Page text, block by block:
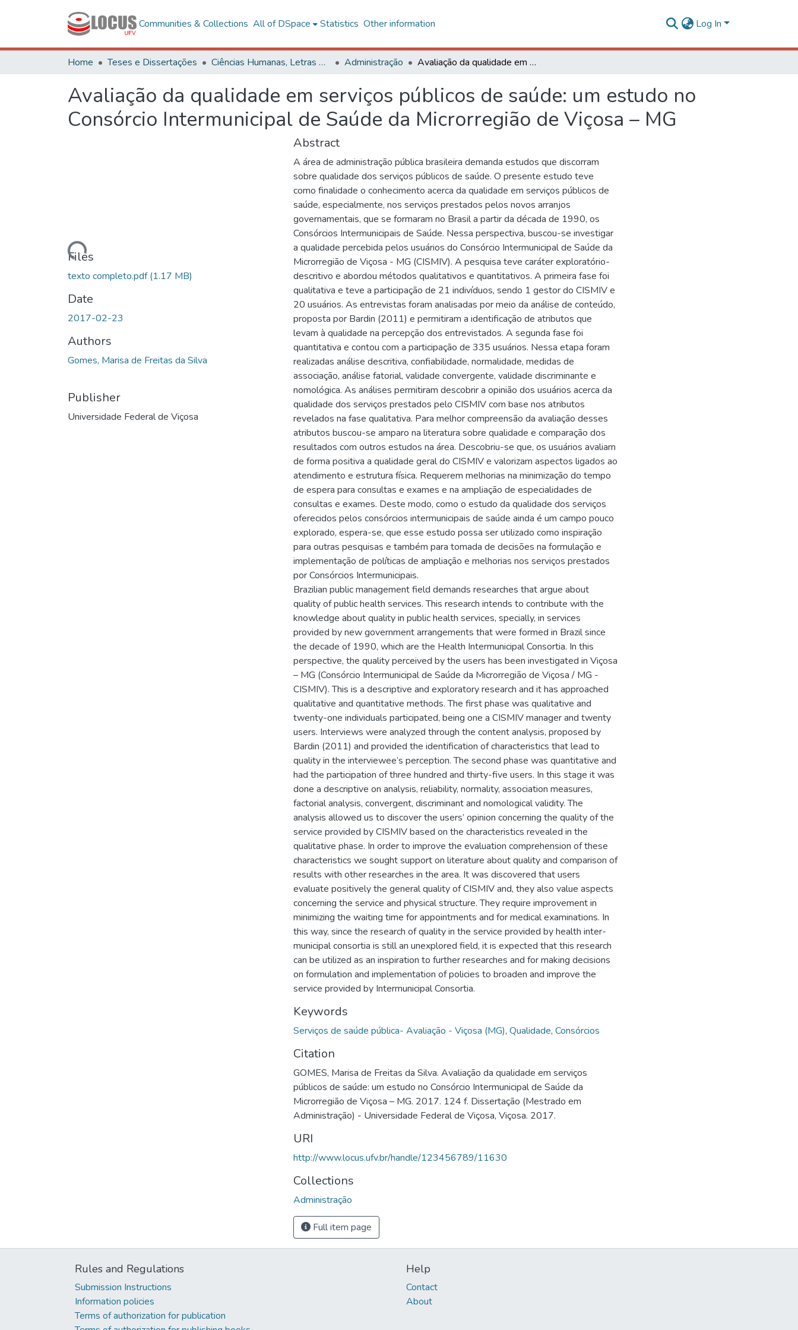
Communities & Collections All of DSpace Statistics Other information Log In
Home Teses e Dissertações Ciências Humanas, Letras e Artes Administração Avaliação da qualidade em serviços públicos de saúde: um estudo no Consórcio Intermunicipal de Saúde da Microrregião de Viçosa – MG
Avaliação da qualidade em serviços públicos de saúde: um estudo no
Consórcio Intermunicipal de Saúde da Microrregião de Viçosa – MG
Loading...
Files
texto completo.pdf(1.17 MB)
Date
2017-02-23
Authors
Gomes, Marisa de Freitas da Silva
Publisher
Universidade Federal de Viçosa
Abstract
A área de administração pública brasileira demanda estudos que discorram
sobre qualidade dos serviços públicos de saúde. O presente estudo teve
como finalidade o conhecimento acerca da qualidade em serviços públicos de
saúde, especialmente, nos serviços prestados pelos novos arranjos
governamentais, que se formaram no Brasil a partir da década de 1990, os
Consórcios Intermunicipais de Saúde. Nessa perspectiva, buscou-se investigar
a qualidade percebida pelos usuários do Consórcio Intermunicipal de Saúde da
Microrregião de Viçosa - MG (CISMIV). A pesquisa teve caráter exploratório-
descritivo e abordou métodos qualitativos e quantitativos. A primeira fase foi
qualitativa e teve a participação de 21 indivíduos, sendo 1 gestor do CISMIV e
20 usuários. As entrevistas foram analisadas por meio da análise de conteúdo,
proposta por Bardin (2011) e permitiram a identificação de atributos que
levam à qualidade na percepção dos entrevistados. A segunda fase foi
quantitativa e contou com a participação de 335 usuários. Nessa etapa foram
realizadas análise descritiva, confiabilidade, normalidade, medidas de
associação, análise fatorial, validade convergente, validade discriminante e
nomológica. As análises permitiram descobrir a opinião dos usuários acerca da
qualidade dos serviços prestados pelo CISMIV com base nos atributos
revelados na fase qualitativa. Para melhor compreensão da avaliação desses
atributos buscou-se amparo na literatura sobre qualidade e comparação dos
resultados com outros estudos na área. Descobriu-se que, os usuários avaliam
de forma positiva a qualidade geral do CISMIV e valorizam aspectos ligados ao
atendimento e estrutura física. Requerem melhorias na minimização do tempo
de espera para consultas e exames e na ampliação de especialidades de
consultas e exames. Deste modo, como o estudo da qualidade dos serviços
oferecidos pelos consórcios intermunicipais de saúde ainda é um campo pouco
explorado, espera-se, que esse estudo possa ser utilizado como inspiração
para outras pesquisas e também para tomada de decisões na formulação e
implementação de políticas de ampliação e melhorias nos serviços prestados
por Consórcios Intermunicipais.
Brazilian public management field demands researches that argue about
quality of public health services. This research intends to contribute with the
knowledge about quality in public health services, specially, in services
provided by new government arrangements that were formed in Brazil since
the decade of 1990, which are the Health Intermunicipal Consortia. In this
perspective, the quality perceived by the users has been investigated in Viçosa
– MG (Consórcio Intermunicipal de Saúde da Microrregião de Viçosa / MG -
CISMIV). This is a descriptive and exploratory research and it has approached
qualitative and quantitative methods. The first phase was qualitative and
twenty-one individuals participated, being one a CISMIV manager and twenty
users. Interviews were analyzed through the content analysis, proposed by
Bardin (2011) and provided the identification of characteristics that lead to
quality in the interviewee’s perception. The second phase was quantitative and
had the participation of three hundred and thirty-five users. In this stage it was
done a descriptive on analysis, reliability, normality, association measures,
factorial analysis, convergent, discriminant and nomological validity. The
analysis allowed us to discover the users’ opinion concerning the quality of the
service provided by CISMIV based on the characteristics revealed in the
qualitative phase. In order to improve the evaluation comprehension of these
characteristics we sought support on literature about quality and comparison of
results with other researches in the area. It was discovered that users
evaluate positively the general quality of CISMIV and, they also value aspects
concerning the service and physical structure. They require improvement in
minimizing the waiting time for appointments and for medical examinations. In
this way, since the research of quality in the service provided by health inter-
municipal consortia is still an unexplored field, it is expected that this research
can be utilized as an inspiration to further researches and for making decisions
on formulation and implementation of policies to broaden and improve the
service provided by Intermunicipal Consortia.
Keywords
Serviços de saúde pública- Avaliação - Viçosa (MG), Qualidade, Consórcios
Citation
GOMES, Marisa de Freitas da Silva. Avaliação da qualidade em serviços
públicos de saúde: um estudo no Consórcio Intermunicipal de Saúde da
Microrregião de Viçosa – MG. 2017. 124 f. Dissertação (Mestrado em
Administração) - Universidade Federal de Viçosa, Viçosa. 2017.
URI
http://www.locus.ufv.br/handle/123456789/11630
Collections
Administração
Full item page
Rules and Regulations
Submission Instructions
Information policies
Terms of authorization for publication
Help
Contact
About